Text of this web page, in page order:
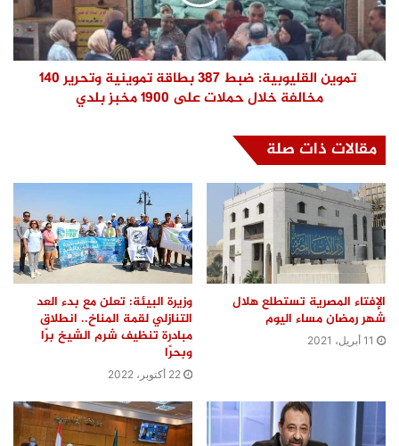
تموين القليوبية: ضبط 387 بطاقة تموينية وتحرير 140
مخالفة خلال حملات على 1900 مخبز بلدي
مقالات ذات صلة
الإفتاء المصرية تستطلع هلال
شهر رمضان مساء اليوم
11 أبريل، 2021
وزيرة البيئة: تعلن مع بدء العد
التنازلي لقمة المناخ.. انطلاق
مبادرة تنظيف شرم الشيخ برًا
وبحرًا
22 أكتوبر، 2022